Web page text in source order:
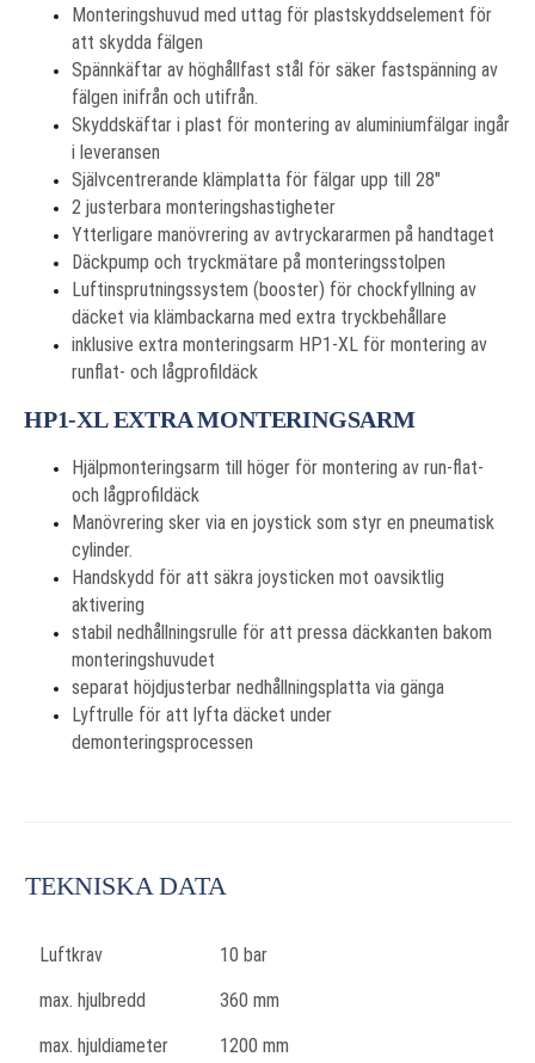
Monteringshuvud med uttag för plastskyddselement för
att skydda fälgen
Spännkäftar av höghållfast stål för säker fastspänning av
fälgen inifrån och utifrån.
Skyddskäftar i plast för montering av aluminiumfälgar ingår
i leveransen
Självcentrerande klämplatta för fälgar upp till 28"
2 justerbara monteringshastigheter
Ytterligare manövrering av avtryckararmen på handtaget
Däckpump och tryckmätare på monteringsstolpen
Luftinsprutningssystem (booster) för chockfyllning av
däcket via klämbackarna med extra tryckbehållare
inklusive extra monteringsarm HP1-XL för montering av
runflat- och lågprofildäck
HP1-XL EXTRA MONTERINGSARM
Hjälpmonteringsarm till höger för montering av run-flat-
och lågprofildäck
Manövrering sker via en joystick som styr en pneumatisk
cylinder.
Handskydd för att säkra joysticken mot oavsiktlig
aktivering
stabil nedhållningsrulle för att pressa däckkanten bakom
monteringshuvudet
separat höjdjusterbar nedhållningsplatta via gänga
Lyftrulle för att lyfta däcket under
demonteringsprocessen
TEKNISKA DATA
Luftkrav
10 bar
max. hjulbredd
360 mm
max. hjuldiameter
1200 mm